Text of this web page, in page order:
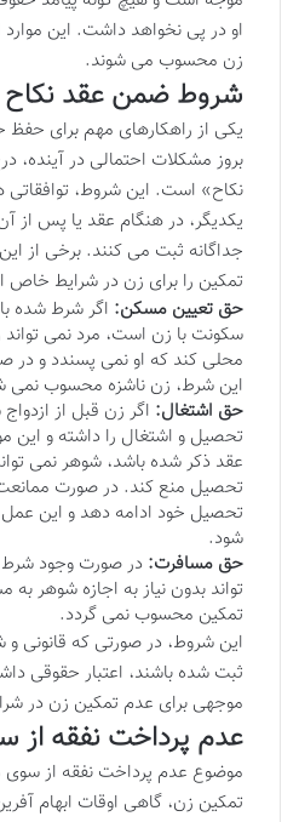
او در پی نخواهد داشت. این
زن محسوب می شوند.
شروط ضمن عقد نکاح
یکی از راهکارهای مهم برای حفظ
بروز مشکلات احتمالی در
نکاح» است. این شروط،
یکدیگر، در هنگام عقد یا پس از
جداگانه ثبت می کنند. برخی از
تمکین را برای زن در شرایط خاص
حق تعیین مسکن: اگر شرط شده
سکونت با زن است، مرد نمی تواند
محلی کند که او نمی پسندد و در
این شرط، زن ناشزه محسوب نمی
حق اشتغال: اگر زن قبل از
تحصیل و اشتغال را داشته و این
عقد ذکر شده باشد، شوهر نمی تواند
تحصیل منع کند. در صورت
تحصیل خود ادامه دهد و این
شود.
حق مسافرت: در صورت وجود
تواند بدون نیاز به اجازه شوهر
تمکین محسوب نمی گردد.
این شروط، در صورتی که قانونی
ثبت شده باشند، اعتبار حقوقی
موجهی برای عدم تمکین زن در
عدم پرداخت نفقه از
موضوع عدم پرداخت نفقه از سوی
تمکین زن، گاهی اوقات ابهام